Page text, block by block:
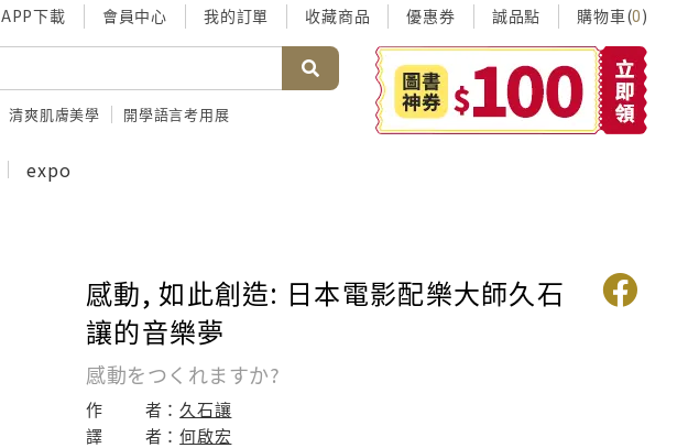
APP下載 會員中心 我的訂單 收藏商品 優惠券 誠品點 購物車(0)
清爽肌膚美學 開學語言考用展
expo
感動, 如此創造: 日本電影配樂大師久石
讓的音樂夢
感動をつくれますか?
作 者：久石讓
譯
者：何啟宏